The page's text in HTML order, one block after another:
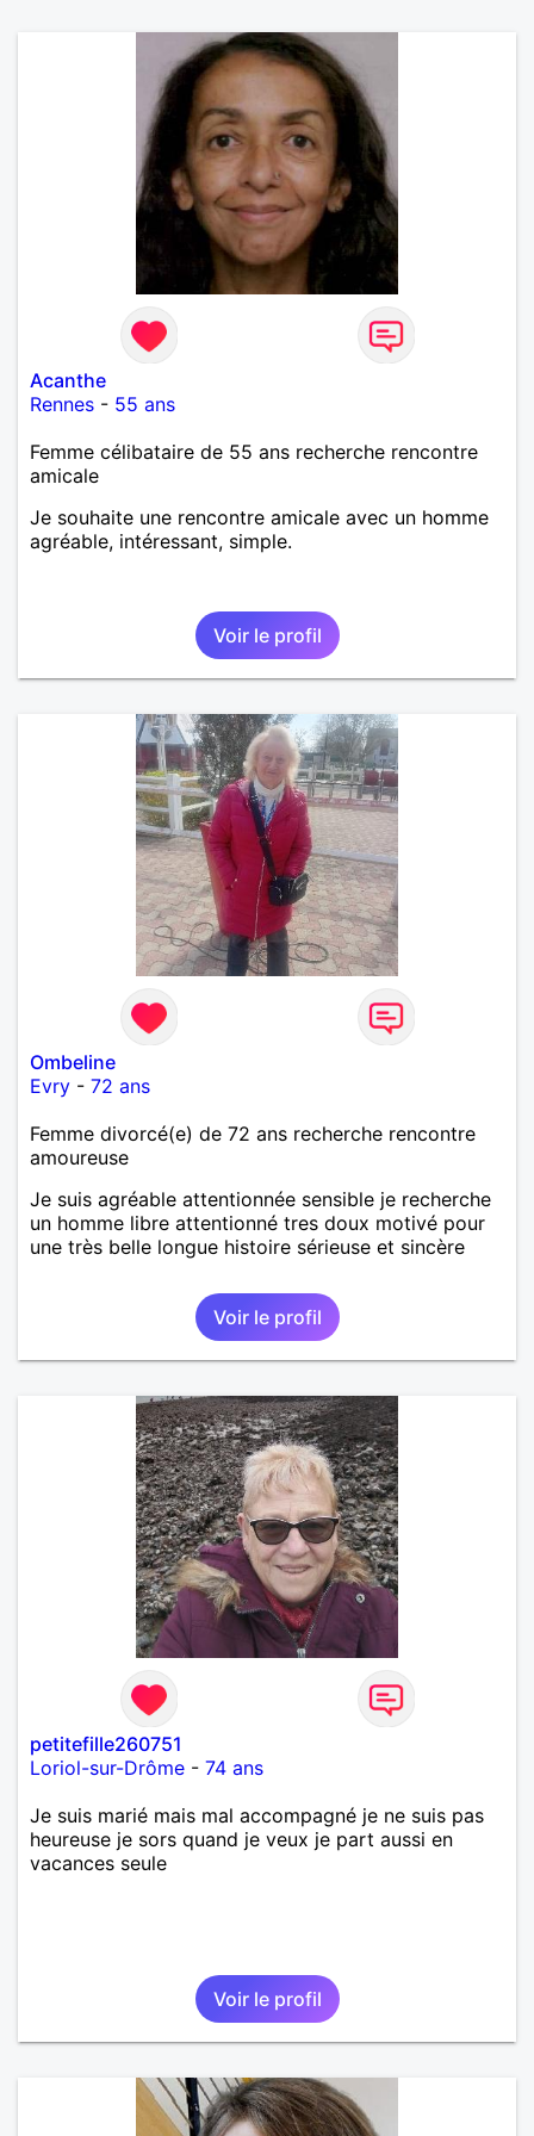
Acanthe
Rennes - 55 ans
Femme célibataire de 55 ans recherche rencontre
amicale
Je souhaite une rencontre amicale avec un homme
agréable, intéressant, simple.
Voir le profil
Ombeline
Evry - 72 ans
Femme divorcé(e) de 72 ans recherche rencontre
amoureuse
Je suis agréable attentionnée sensible je recherche
un homme libre attentionné tres doux motivé pour
une très belle longue histoire sérieuse et sincère
Voir le profil
petitefille260751
Loriol-sur-Drôme - 74 ans
Je suis marié mais mal accompagné je ne suis pas
heureuse je sors quand je veux je part aussi en
vacances seule
Voir le profil